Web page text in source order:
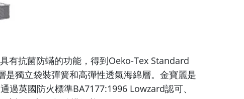
有抗菌防蟎的功能，得到Oeko-Tex Standard
是獨立袋裝彈簧和高彈性透氣海綿層。金寶麗是
過英國防火標準BA7177:1996 Lowzard認可、